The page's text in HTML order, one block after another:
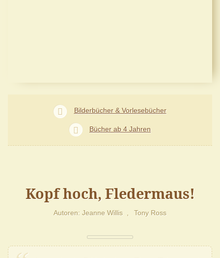
Bilderbücher & Vorlesebücher
Bücher ab 4 Jahren
Kopf hoch, Fledermaus!
Autoren Jeanne Willis Tony Ross